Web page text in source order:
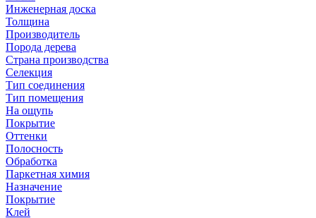
Инженерная доска
Толщина
Производитель
Порода дерева
Страна производства
Селекция
Тип соединения
Тип помещения
На ощупь
Покрытие
Оттенки
Полосность
Обработка
Паркетная химия
Назначение
Покрытие
Клей